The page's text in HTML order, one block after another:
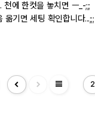
천에 한컷을 놓치면 ㅡ_-;;;
옮기면 세팅 확인합니다...;;;
view_headline 2